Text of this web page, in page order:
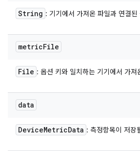
String : 기기에서 가져온 파일과 연결된
metricFile
File : 옵션 키와 일치하는 기기에서 가져
data
DeviceMetricData : 측정항목이 저장